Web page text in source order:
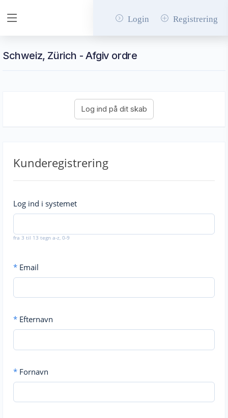
Login Registrering
Schweiz, Zürich - Afgiv ordre
Kunderegistrering
Log ind i systemet
fra 3 til 13 tegn a-z, 0-9
* Email
* Efternavn
* Fornavn